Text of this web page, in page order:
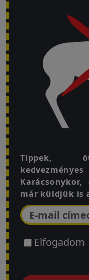
Rólunk
Szállítás,
szerviz
Visszaküldési
politika
Kapcsolatfelvétel
Regisztráció/
Tippek,
már küldjük is
Elfogadom